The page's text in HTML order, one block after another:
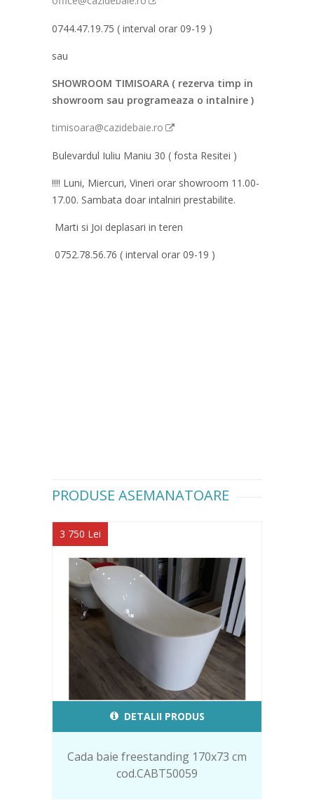
0744.47.19.75 ( interval orar 09-19 )
sau
SHOWROOM TIMISOARA ( rezerva timp in
showroom sau programeaza o intalnire )
timisoara@cazidebaie.ro
Bulevardul Iuliu Maniu 30 ( fosta Resitei )
!!!! Luni, Miercuri, Vineri orar showroom 11.00-
17.00. Sambata doar intalniri prestabilite.
Marti si Joi deplasari in teren
0752.78.56.76 ( interval orar 09-19 )
PRODUSE ASEMANATOARE
3 750 Lei
DETALII PRODUS
Cada baie freestanding 170x73 cm
cod.CABT50059